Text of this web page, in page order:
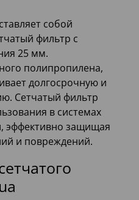
собой
фильтр с
25 мм.
полипропилена,
долгосрочную и
Сетчатый фильтр
в системах
эффективно защищая
и повреждений.